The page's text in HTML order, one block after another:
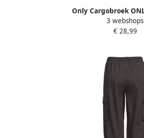
Only Cargobroek
REG ANK CARGO
3 webshops
€ 28,99